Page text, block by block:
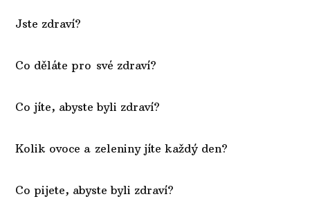
Jste zdraví?
Co děláte pro své zdraví?
Co jíte, abyste byli zdraví?
Kolik ovoce a zeleniny jíte každý den?
Co pijete, abyste byli zdraví?